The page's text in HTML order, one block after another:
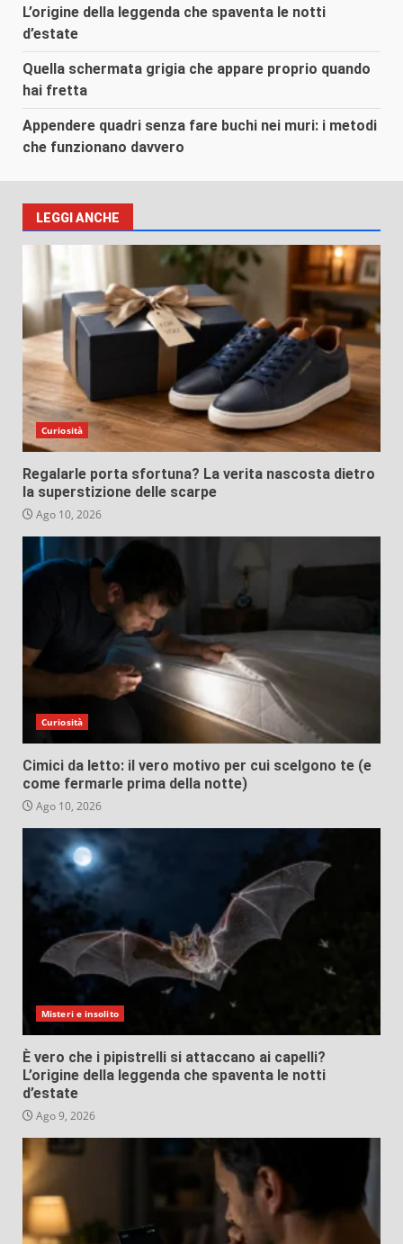
L’origine della leggenda che spaventa le notti
d’estate
Quella schermata grigia che appare proprio quando
hai fretta
Appendere quadri senza fare buchi nei muri: i metodi
che funzionano davvero
LEGGI ANCHE
Curiosità
Regalarle porta sfortuna? La verita nascosta dietro
la superstizione delle scarpe
Ago 10, 2026
Curiosità
Cimici da letto: il vero motivo per cui scelgono te (e
come fermarle prima della notte)
Ago 10, 2026
Misteri e insolito
È vero che i pipistrelli si attaccano ai capelli?
L’origine della leggenda che spaventa le notti
d’estate
Ago 9, 2026